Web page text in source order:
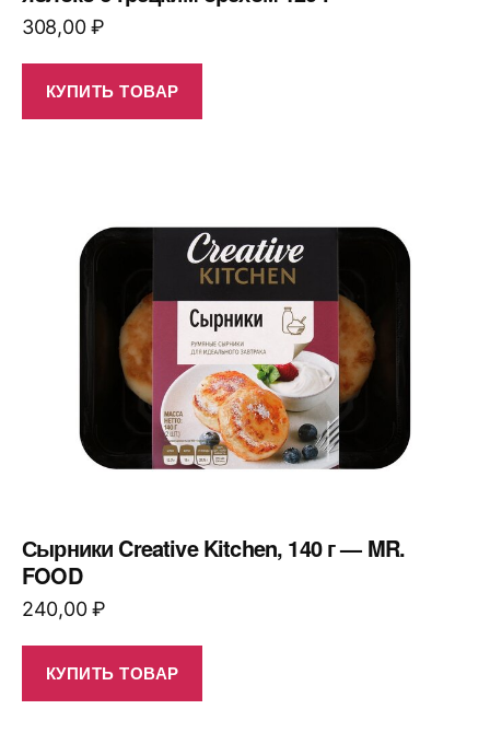
308,00₽
КУПИТЬ ТОВАР
Сырники Creative Kitchen, 140 г — MR.
FOOD
240,00₽
КУПИТЬ ТОВАР